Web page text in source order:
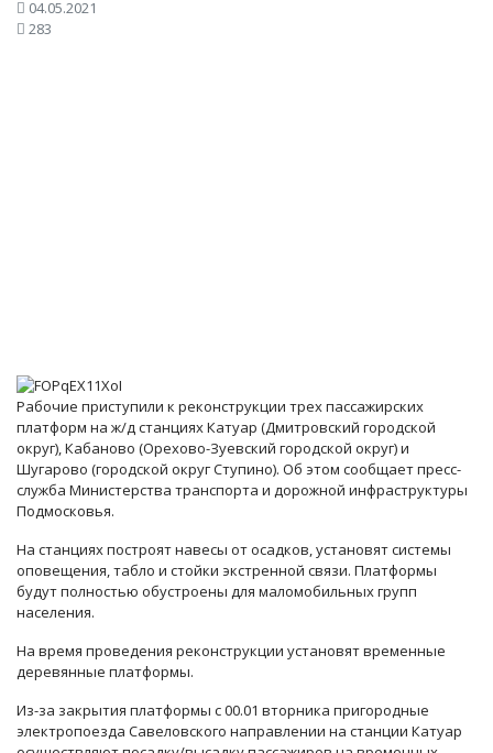
04.05.2021
283
Рабочие приступили к реконструкции трех пассажирских
платформ на ж/д станциях Катуар (Дмитровский городской
округ), Кабаново (Орехово-Зуевский городской округ) и
Шугарово (городской округ Ступино). Об этом сообщает пресс-
служба Министерства транспорта и дорожной инфраструктуры
Подмосковья.
На станциях построят навесы от осадков, установят системы
оповещения, табло и стойки экстренной связи. Платформы
будут полностью обустроены для маломобильных групп
населения.
На время проведения реконструкции установят временные
деревянные платформы.
Из-за закрытия платформы с 00.01 вторника пригородные
электропоезда Савеловского направлении на станции Катуар